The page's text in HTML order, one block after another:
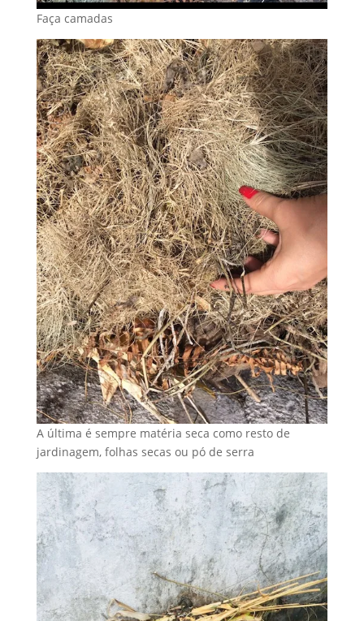
Faça camadas
A última é sempre matéria seca como resto de
jardinagem, folhas secas ou pó de serra